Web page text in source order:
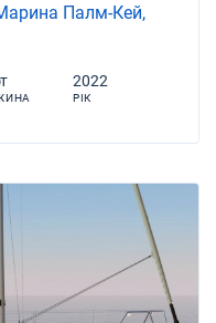
Палм-Кей,
2022
РІК